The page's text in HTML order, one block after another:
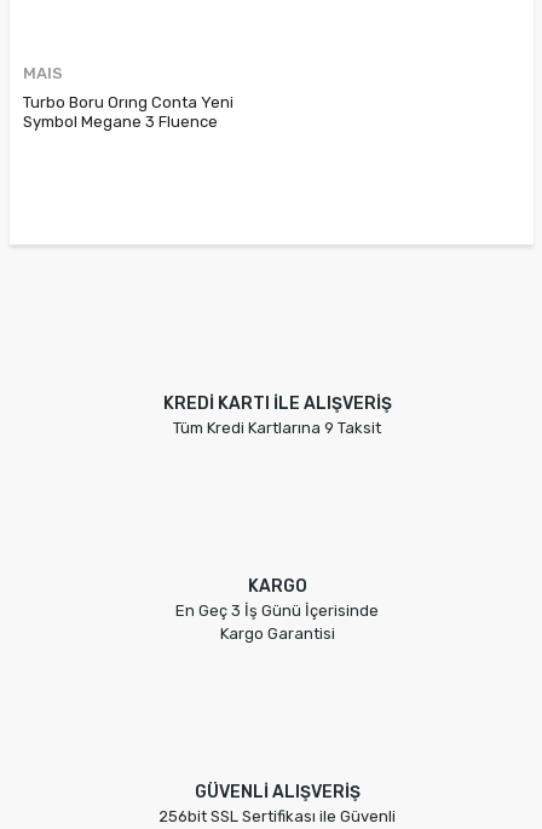
MAIS
Turbo Boru Orıng Conta Yeni
Symbol Megane 3 Fluence
KREDİ KARTI İLE ALIŞVERİŞ
Tüm Kredi Kartlarına 9 Taksit
KARGO
En Geç 3 İş Günü İçerisinde
Kargo Garantisi
GÜVENLİ ALIŞVERİŞ
256bit SSL Sertifikası ile Güvenli